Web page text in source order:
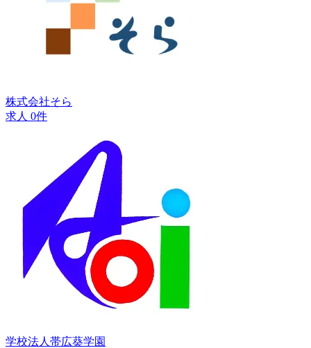
株式会社そら
求人 0件
学校法人帯広葵学園